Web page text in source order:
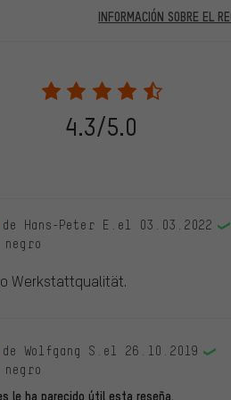
INFORMACIÓN SOBRE EL
publicarán evaluaciones verificadas, lo
la evaluación después de
una marca verde, que se aplica a
Se incluyeron también evaluaciones
nuestra tienda. Estos comentarios no
4.3/5.0
de Hans-Peter E. el 03.03.2022
Werkstattqualität.
de Wolfgang S. el 26.10.2019
le ha parecido útil esta reseña.